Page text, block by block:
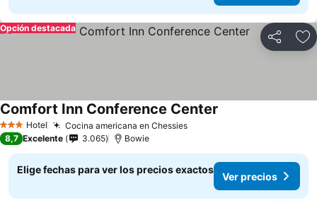
Compartir
Opción destacada
3 Estrellas
Hotel Cocina americana en Chessies
Comfort Inn Conference Center
8,7 Excelente 3.065 Bowie
Elige fechas para ver los precios exactos
Ver precios